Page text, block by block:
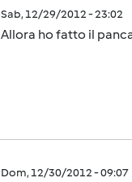
Sab, 12/29/2012 - 23:02
Allora ho fatto il
Dom, 12/30/2012 - 09:07